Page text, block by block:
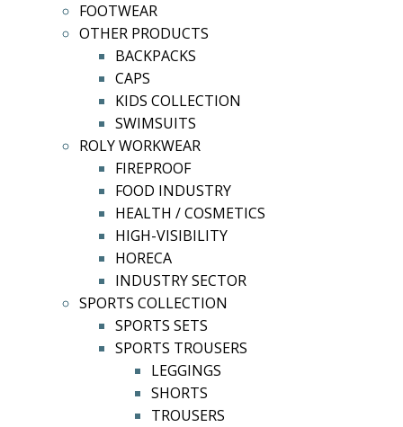
FOOTWEAR
OTHER PRODUCTS
BACKPACKS
CAPS
KIDS COLLECTION
SWIMSUITS
ROLY WORKWEAR
FIREPROOF
FOOD INDUSTRY
HEALTH / COSMETICS
HIGH-VISIBILITY
HORECA
INDUSTRY SECTOR
SPORTS COLLECTION
SPORTS SETS
SPORTS TROUSERS
LEGGINGS
SHORTS
TROUSERS